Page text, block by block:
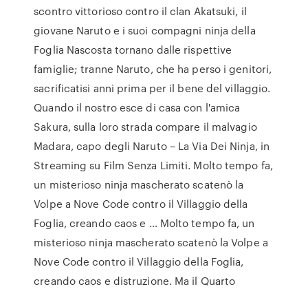
scontro vittorioso contro il clan Akatsuki, il
giovane Naruto e i suoi compagni ninja della
Foglia Nascosta tornano dalle rispettive
famiglie; tranne Naruto, che ha perso i genitori,
sacrificatisi anni prima per il bene del villaggio.
Quando il nostro esce di casa con l'amica
Sakura, sulla loro strada compare il malvagio
Madara, capo degli Naruto – La Via Dei Ninja, in
Streaming su Film Senza Limiti. Molto tempo fa,
un misterioso ninja mascherato scatenò la
Volpe a Nove Code contro il Villaggio della
Foglia, creando caos e … Molto tempo fa, un
misterioso ninja mascherato scatenò la Volpe a
Nove Code contro il Villaggio della Foglia,
creando caos e distruzione. Ma il Quarto